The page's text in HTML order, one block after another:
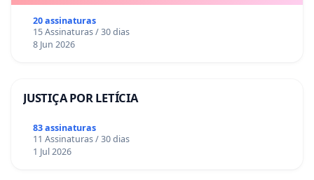
20 assinaturas
15 Assinaturas / 30 dias
8 Jun 2026
JUSTIÇA POR LETÍCIA
83 assinaturas
11 Assinaturas / 30 dias
1 Jul 2026